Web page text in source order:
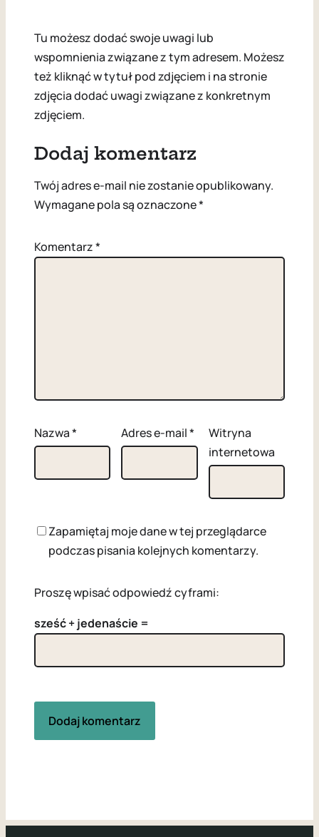
Tu możesz dodać swoje uwagi lub
wspomnienia związane z tym adresem. Możesz
też kliknąć w tytuł pod zdjęciem i na stronie
zdjęcia dodać uwagi związane z konkretnym
zdjęciem.
Dodaj komentarz
Twój adres e-mail nie zostanie opublikowany.
Wymagane pola są oznaczone*
Komentarz*
Nazwa* Adres e-mail*
Witryna
internetowa
Zapamiętaj moje dane w tej przeglądarce
podczas pisania kolejnych komentarzy.
Proszę wpisać odpowiedź cyframi:
sześć + jedenaście =